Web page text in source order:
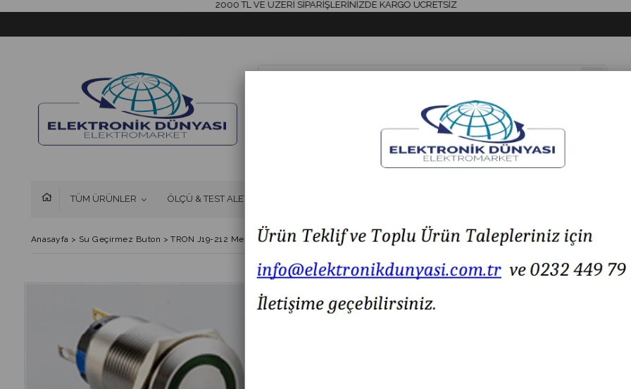
2000 TL VE ÜZERİ SİPARİŞLERİNİZDE KARGO ÜCRETSİZ
TÜM ÜRÜNLER ÖLÇÜ & TEST ALETLERİ
Anasayfa > Su Geçirmez Buton > TRON J19-212 Metal Yaylı Buton 6-24V IP67 J19212 J19 212
TRON J19-212 Metal Yaylı Buton 6-24V IP67 J19212